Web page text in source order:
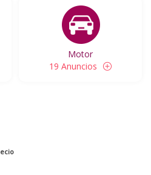
Motor
19 Anuncios